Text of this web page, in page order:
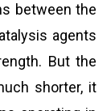
between the
agents
But the
shorter, it